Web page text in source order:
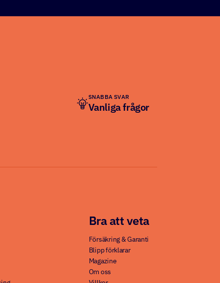
SNABBA SVAR
Vanliga frågor
Bra att veta
Försäkring & Garanti
Blipp förklarar
Magazine
Om oss